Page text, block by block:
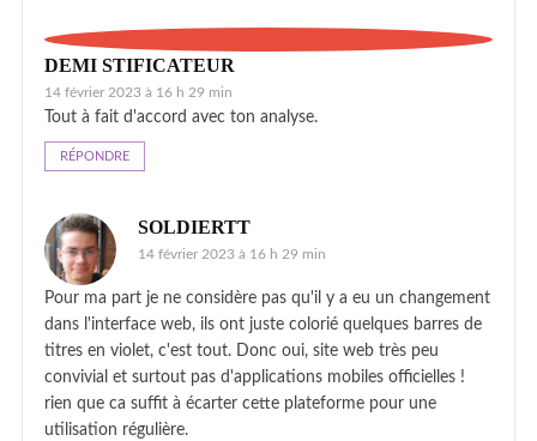
DEMI STIFICATEUR
14 février 2023 à 16 h 29 min
Tout à fait d'accord avec ton analyse.
RÉPONDRE
SOLDIERTT
14 février 2023 à 16 h 29 min
Pour ma part je ne considère pas qu'il y a eu un changement
dans l'interface web, ils ont juste colorié quelques barres de
titres en violet, c'est tout. Donc oui, site web très peu
convivial et surtout pas d'applications mobiles officielles !
rien que ca suffit à écarter cette plateforme pour une
utilisation régulière.